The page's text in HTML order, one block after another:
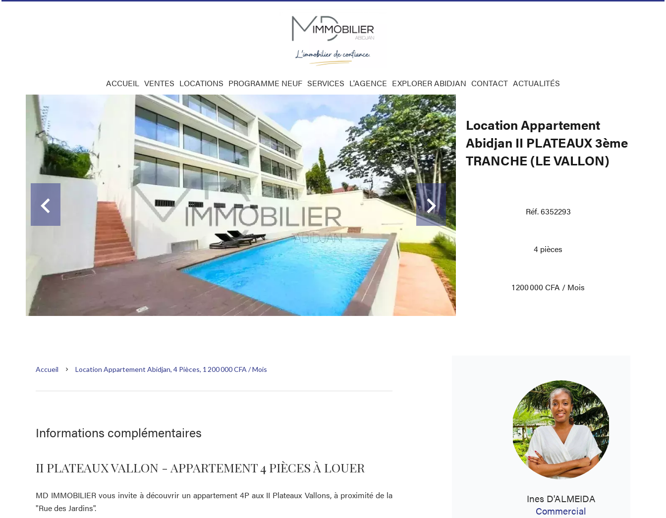
ACCUEIL VENTES LOCATIONS PROGRAMME NEUF SERVICES L'AGENCE EXPLORER ABIDJAN CONTACT ACTUALITÉS
Location Appartement
Abidjan II PLATEAUX 3ème
TRANCHE (LE VALLON)
Réf. 6352293
4 pièces
1 200 000 CFA / Mois
Accueil Location Appartement Abidjan, 4 Pièces, 1 200 000 CFA / Mois
Informations complémentaires
II PLATEAUX VALLON - APPARTEMENT 4 PIÈCES À LOUER
MD IMMOBILIER vous invite à découvrir un appartement 4P aux II Plateaux Vallons, à proximité de la
"Rue des Jardins".
Ines D'ALMEIDA
Commercial